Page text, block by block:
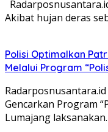
Akibat hujan deras
Polisi Optimalkan
Melalui Program
Gencarkan Program
Lumajang